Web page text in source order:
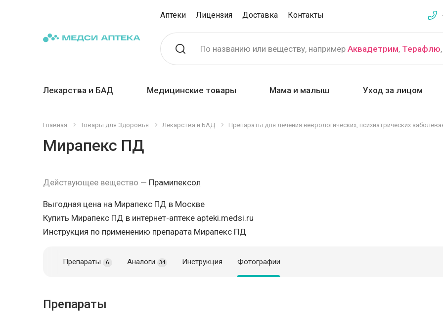
Аптеки Лицензия Доставка Контакты
По названию или веществу, например Аквадетрим, Терафлю,
Лекарства и БАД Медицинские товары Мама и малыш Уход за лицом
Главная Товары для Здоровья Лекарства и БАД Препараты для лечения неврологических, психиатрических
Мирапекс ПД
Действующее вещество — Прамипексол
Выгодная цена на Мирапекс ПД в Москве
Купить Мирапекс ПД в интернет-аптеке apteki.medsi.ru
Инструкция по применению препарата Мирапекс ПД
Препараты 6 Аналоги 34 Инструкция Фотографии
Препараты